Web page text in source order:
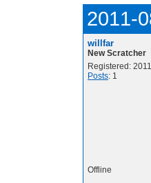
2011-
willfar
New Scratcher
Registered:
Posts: 1
Offline